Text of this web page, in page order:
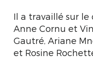
Il a travaillé sur
Anne Cornu et
Gautré, Ariane
et Rosine